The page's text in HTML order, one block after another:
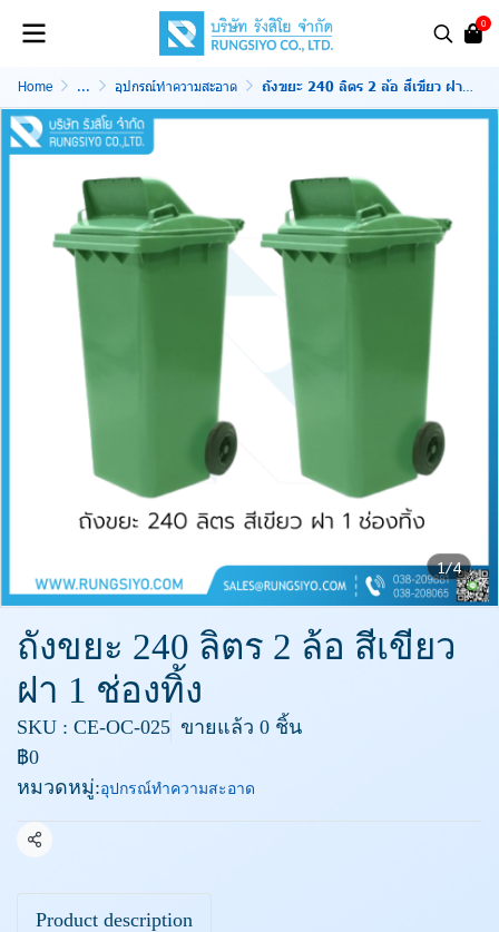
0
Home ... อุปกรณ์ทำความสะอาด ถังขยะ 240 ลิตร 2 ล้อ สีเขียว ฝา 1 ช่องทิ้ง
1/4
ถังขยะ 240 ลิตร 2 ล้อ สีเขียว
ฝา 1 ช่องทิ้ง
SKU : CE-OC-025 ขายแล้ว 0 ชิ้น
฿0
หมวดหมู่:อุปกรณ์ทำความสะอาด
แชร์
Product description